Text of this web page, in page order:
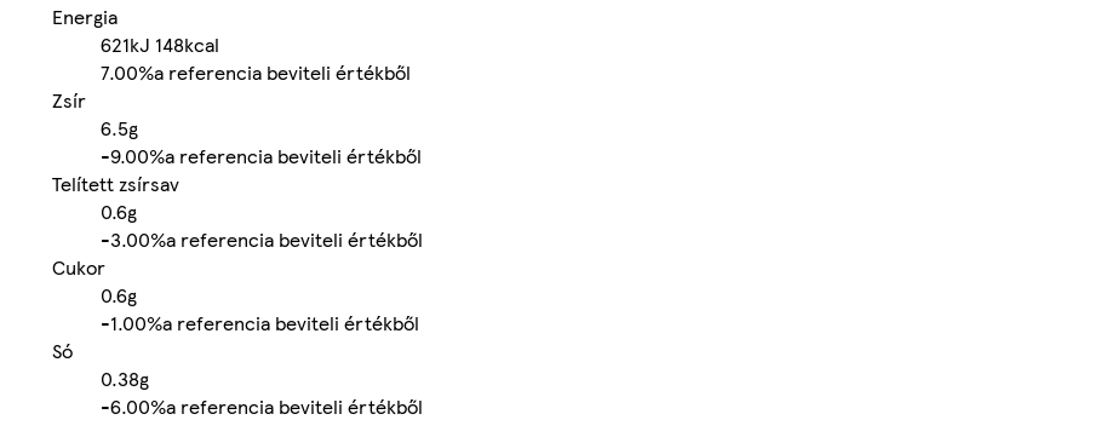
Energia
621kJ 148kcal
7.00%a referencia beviteli értékből
Zsír
6.5g
-9.00%a referencia beviteli értékből
Telített zsírsav
0.6g
-3.00%a referencia beviteli értékből
Cukor
0.6g
-1.00%a referencia beviteli értékből
Só
0.38g
-6.00%a referencia beviteli értékből